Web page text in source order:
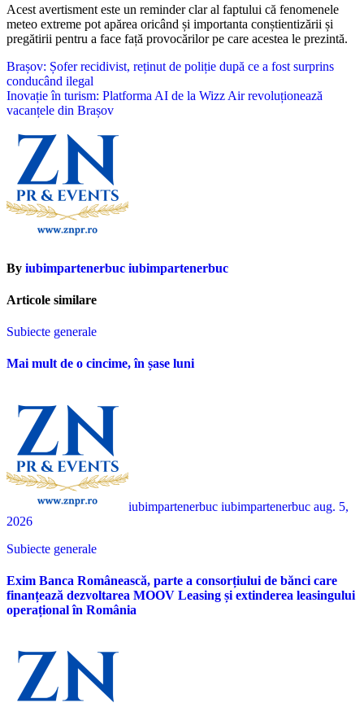
Acest avertisment este un reminder clar al faptului că fenomenele
meteo extreme pot apărea oricând și importanta conștientizării și
pregătirii pentru a face față provocărilor pe care acestea le prezintă.
Navigare
în
articole
Brașov: Șofer recidivist, reținut de poliție după ce a fost surprins
conducând ilegal
Inovație în turism: Platforma AI de la Wizz Air revoluționează
vacanțele din Brașov
By iubimpartenerbuc iubimpartenerbuc
Articole similare
Subiecte generale
Mai mult de o cincime, în șase luni
iubimpartenerbuc iubimpartenerbuc aug. 5,
2026
Subiecte generale
Exim Banca Românească, parte a consorțiului de bănci care
finanțează dezvoltarea MOOV Leasing și extinderea leasingului
operațional în România